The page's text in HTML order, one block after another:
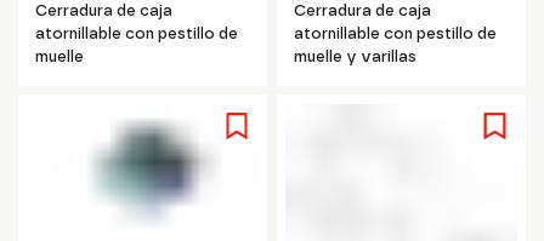
Cerradura de caja
atornillable con pestillo de
muelle
Cerradura de caja
atornillable con pestillo de
muelle y varillas